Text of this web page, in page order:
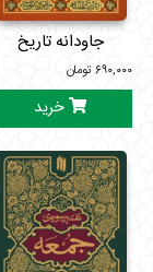
جاودانه تاریخ
۶۹۰,۰۰۰ تومان
خرید